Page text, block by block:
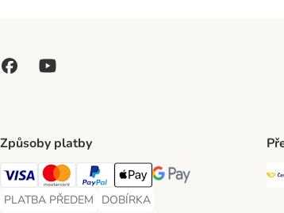
Způsoby platby
Visa Payment Method
Mastercard Payment Method
PayPal Payment Method
Apple pay Payment Method
GooglePay Payment
PLATBA PŘEDEM
PLATBA PŘEDEM Payment Method
DOBÍRKA
DOBÍRKA Payment Method